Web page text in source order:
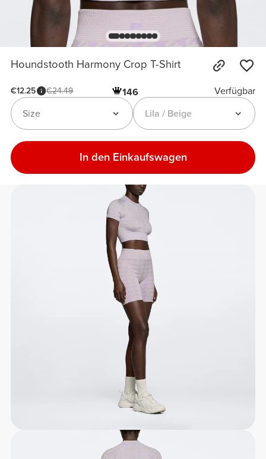
Houndstooth Harmony Crop T-Shirt
€12.25 €24.49 146
Verfügbar
Lila / Beige
Size
In den Einkaufswagen